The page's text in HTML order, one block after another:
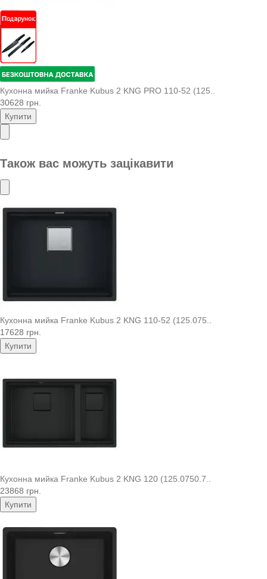
Кухонна мийка Franke Kubus 2 KNG PRO 110-52 (125..
30628 грн.
Купити
Також вас можуть зацікавити
Кухонна мийка Franke Kubus 2 KNG 110-52 (125.075..
17628 грн.
Купити
Кухонна мийка Franke Kubus 2 KNG 120 (125.0750.7..
23868 грн.
Купити